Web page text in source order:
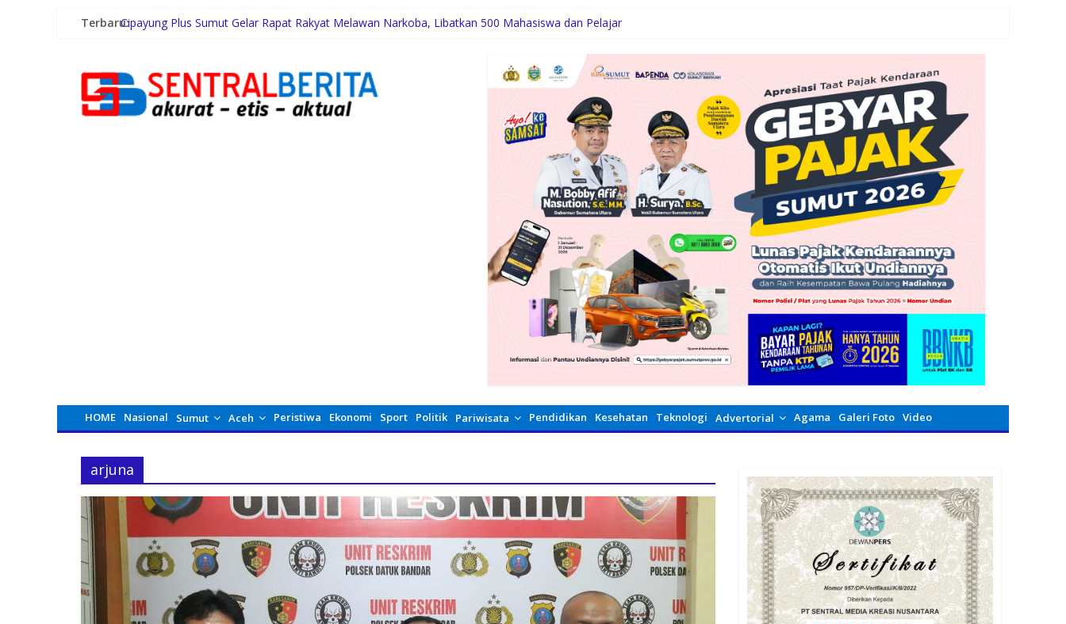
Terbaru:Cipayung Plus Sumut Gelar Rapat Rakyat Melawan Narkoba, Libatkan 500 Mahasiswa dan Pelajar
Polrestabes Medan Ungkap 1.187 Kasus Narkoba Selama 300 Hari dan Musnahkan Puluhan Kg Barbut
Wagub Surya Ajak Generasi Muda Bangun Integritas dan Jauhi Narkoba
Pemko Medan Raih Peringkat II Skor Arsif ASN
HOME Nasional Sumut Aceh Peristiwa Ekonomi Sport Politik Pariwisata Pendidikan Kesehatan Teknologi Advertorial Agama Galeri Foto Video
arjuna